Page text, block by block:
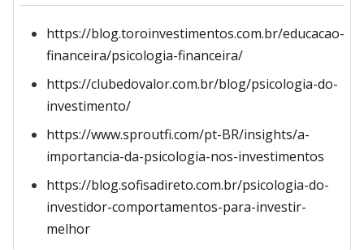
https://blog.toroinvestimentos.com.br/educacao-
financeira/psicologia-financeira/
https://clubedovalor.com.br/blog/psicologia-do-
investimento/
https://www.sproutfi.com/pt-BR/insights/a-
importancia-da-psicologia-nos-investimentos
https://blog.sofisadireto.com.br/psicologia-do-
investidor-comportamentos-para-investir-
melhor